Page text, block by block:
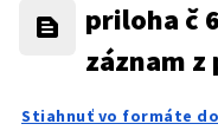
priloha č
záznam
Stiahnuť vo formáte